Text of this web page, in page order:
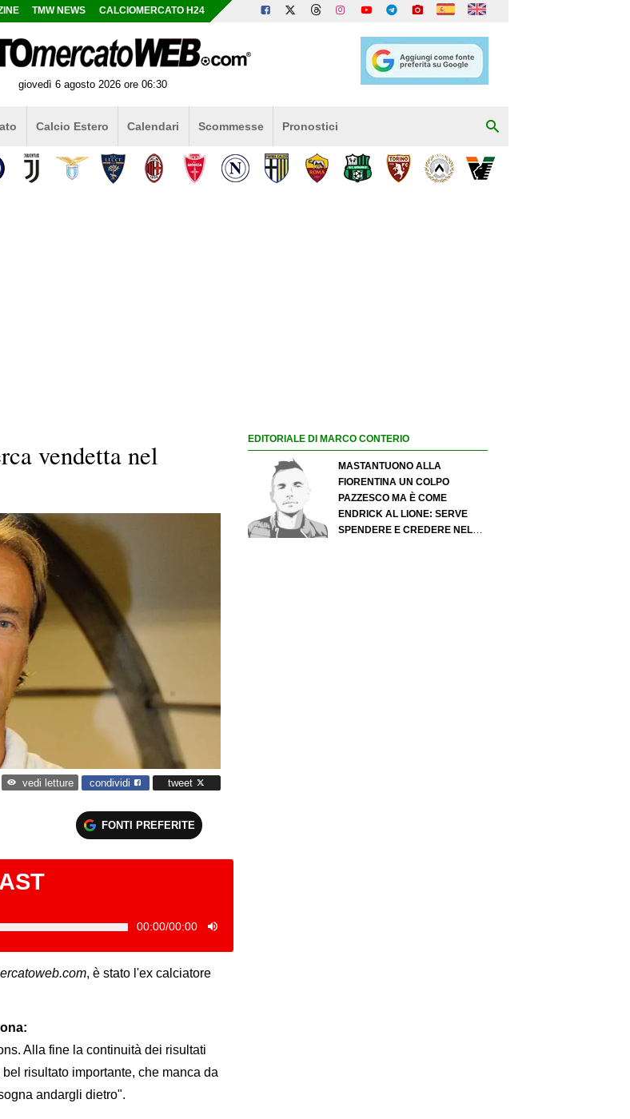
TMW NEWS CALCIOMERCATO H24
giovedì 6 agosto 2026 ore 06:30
Calcio Estero Calendari Scommesse Pronostici
vendetta nel
vedi letture condividi tweet
FONTI PREFERITE
00:00/00:00
, è stato l'ex calciatore
Alla fine la continuità dei risultati
risultato importante, che manca da
andargli dietro".
EDITORIALE DI MARCO CONTERIO
MASTANTUONO ALLA
FIORENTINA UN COLPO
PAZZESCO MA È COME
ENDRICK AL LIONE: SERVE
SPENDERE E CREDERE NELLO